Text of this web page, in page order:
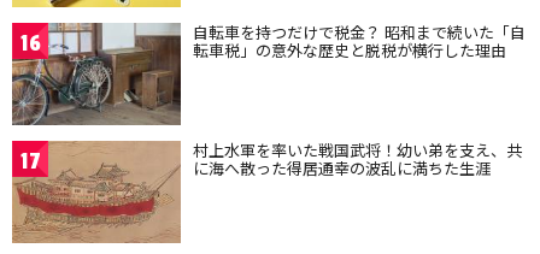
16 自転車を持つだけで税金？ 昭和まで続いた「自
転車税」の意外な歴史と脱税が横行した理由
17 村上水軍を率いた戦国武将！幼い弟を支え、共
に海へ散った得居通幸の波乱に満ちた生涯